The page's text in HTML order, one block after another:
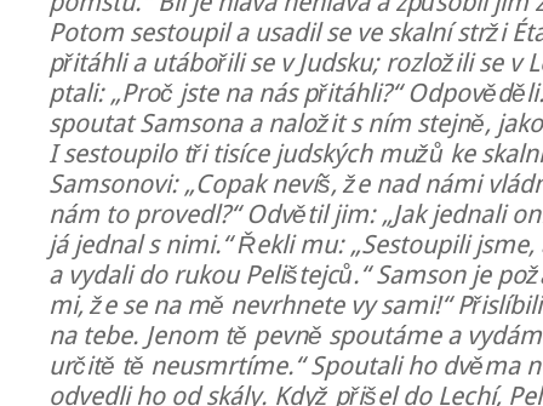
Potom sestoupil a usadil se ve skalní strži
přitáhli a utábořili se v Judsku; rozložili se v
ptali: „Proč jste na nás přitáhli?“
spoutat Samsona a naložit s ním stejně,
I sestoupilo tři tisíce judských mužů ke
Samsonovi: „Copak nevíš, že nad námi
nám to provedl?“ Odvětil jim: „Jak jednali
já jednal s nimi.“ Řekli mu: „Sestoupili
a vydali do rukou Pelištejců.“ Samson je
mi, že se na mě nevrhnete vy sami!“
na tebe. Jenom tě pevně spoutáme a
určitě tě neusmrtíme.“ Spoutali ho dvěma
odvedli ho od skály. Když přišel do Lechí,